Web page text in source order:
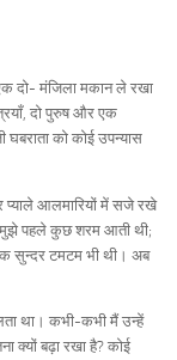
दो- मंजिला मकान ले रखा
दो पुरुष और एक
को कोई उपन्यास
प्याले आलमारियों में सजे रखे
पहले कुछ शरम आती थी;
सुन्दर टमटम भी थी। अब
था। कभी-कभी मैं उन्हें
क्यों बढ़ा रखा है? कोई